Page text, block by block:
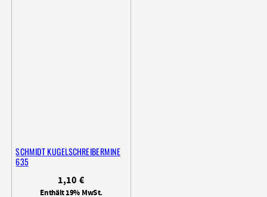
SCHMIDT KUGELSCHREIBERMINE
635
1,10 €
Enthält 19% MwSt.